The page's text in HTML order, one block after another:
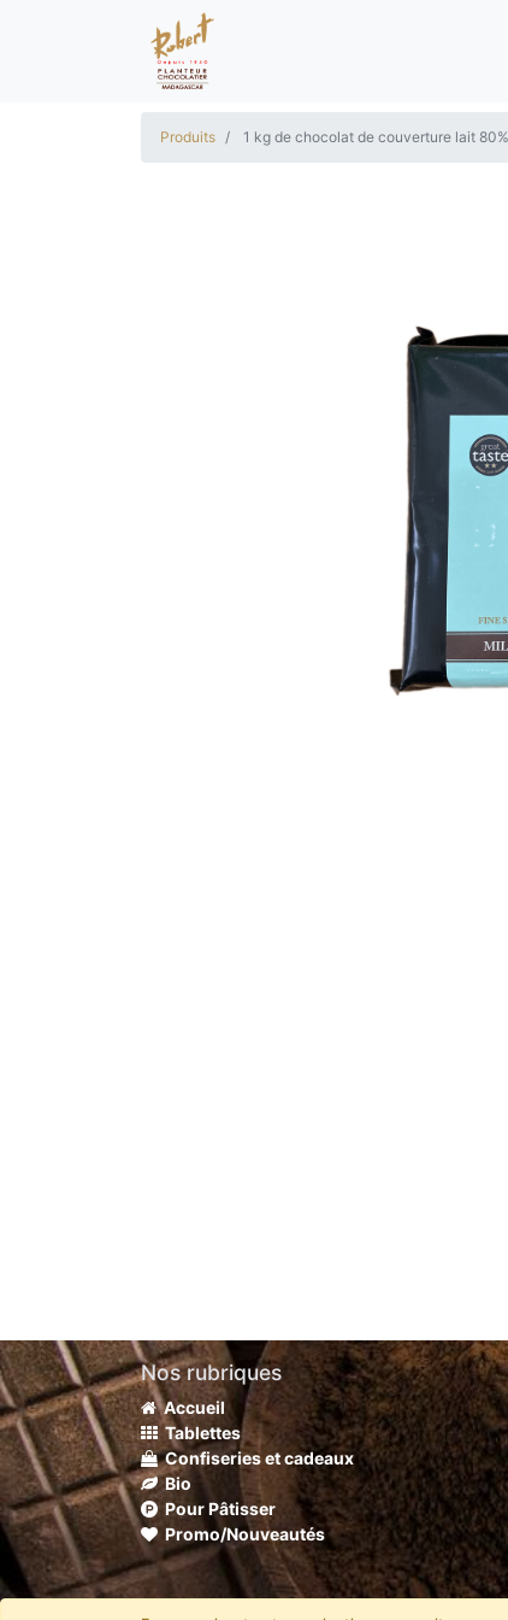
Produits 1 kg de chocolat de couverture lait 80%
Nos rubriques
Accueil
Tablettes
Confiseries et cadeaux
Bio
Pour Pâtisser
Promo/Nouveautés